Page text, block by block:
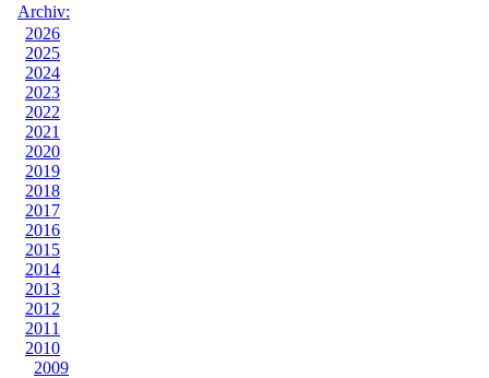
Archiv:
2026
2025
2024
2023
2022
2021
2020
2019
2018
2017
2016
2015
2014
2013
2012
2011
2010
2009